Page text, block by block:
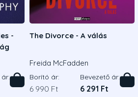
-
The Divorce - A válás
Freida McFadden
Borító ár:
6 990 Ft
Bevezető ár:
6 291 Ft